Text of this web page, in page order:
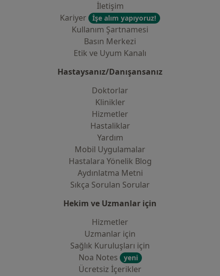
İletişim
Kariyer
İşe alım yapıyoruz!
Kullanım Şartnamesi
Basın Merkezi
Etik ve Uyum Kanalı
Hastaysanız/Danışansanız
Doktorlar
Klinikler
Hizmetler
Hastaliklar
Yardım
Mobil Uygulamalar
Hastalara Yönelik Blog
Aydınlatma Metni
Sıkça Sorulan Sorular
Hekim ve Uzmanlar için
Hizmetler
Uzmanlar için
Sağlık Kuruluşları için
Noa Notes
yeni
Ücretsiz İçerikler